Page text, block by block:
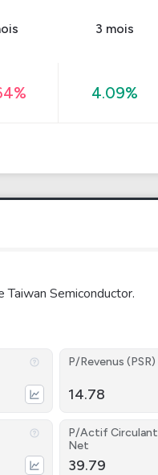
3 mois
4.09%
Semiconductor.
P/Revenus (PSR)
14.78
P/Actif Circulant
Net
39.79